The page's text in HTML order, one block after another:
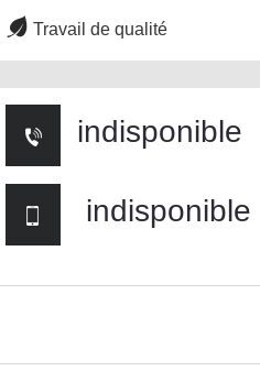
Travail de qualité
indisponible
indisponible